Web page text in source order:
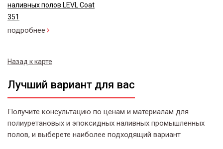
наливных полов LEVL Coat
351
подробнее
Назад к карте
Лучший вариант для вас
Получите консультацию по ценам и материалам для
полиуретановых и эпоксидных наливных промышленных
полов, и выберете наиболее подходящий вариант